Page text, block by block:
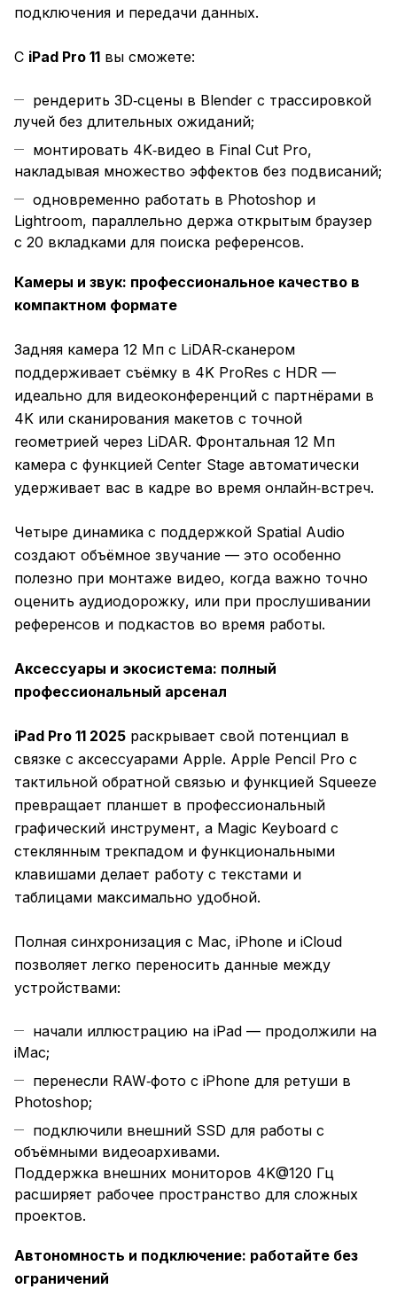
подключения и передачи данных.
С iPad Pro 11 вы сможете:
рендерить 3D‑сцены в Blender с трассировкой
лучей без длительных ожиданий;
монтировать 4K‑видео в Final Cut Pro,
накладывая множество эффектов без подвисаний;
одновременно работать в Photoshop и
Lightroom, параллельно держа открытым браузер
с 20 вкладками для поиска референсов.
Камеры и звук: профессиональное качество в
компактном формате
Задняя камера 12 Мп с LiDAR‑сканером
поддерживает съёмку в 4K ProRes с HDR —
идеально для видеоконференций с партнёрами в
4K или сканирования макетов с точной
геометрией через LiDAR. Фронтальная 12 Мп
камера с функцией Center Stage автоматически
удерживает вас в кадре во время онлайн‑встреч.
Четыре динамика с поддержкой Spatial Audio
создают объёмное звучание — это особенно
полезно при монтаже видео, когда важно точно
оценить аудиодорожку, или при прослушивании
референсов и подкастов во время работы.
Аксессуары и экосистема: полный
профессиональный арсенал
iPad Pro 11 2025 раскрывает свой потенциал в
связке с аксессуарами Apple. Apple Pencil Pro с
тактильной обратной связью и функцией Squeeze
превращает планшет в профессиональный
графический инструмент, а Magic Keyboard с
стеклянным трекпадом и функциональными
клавишами делает работу с текстами и
таблицами максимально удобной.
Полная синхронизация с Mac, iPhone и iCloud
позволяет легко переносить данные между
устройствами:
начали иллюстрацию на iPad — продолжили на
iMac;
перенесли RAW‑фото с iPhone для ретуши в
Photoshop;
подключили внешний SSD для работы с
объёмными видеоархивами.
Поддержка внешних мониторов 4K@120 Гц
расширяет рабочее пространство для сложных
проектов.
Автономность и подключение: работайте без
ограничений